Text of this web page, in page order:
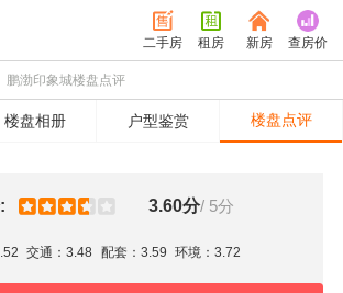
二手房 租房 新房 查房价
鹏渤印象城楼盘点评
楼盘相册 户型鉴赏 楼盘点评
3.60分/ 5分
交通：3.48 配套：3.59 环境：3.72